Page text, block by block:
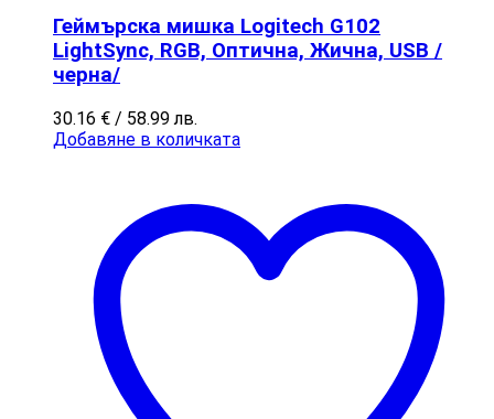
Геймърска мишка Logitech G102
LightSync, RGB, Оптична, Жична, USB /
черна/
30.16 € / 58.99 лв.
Добавяне в количката